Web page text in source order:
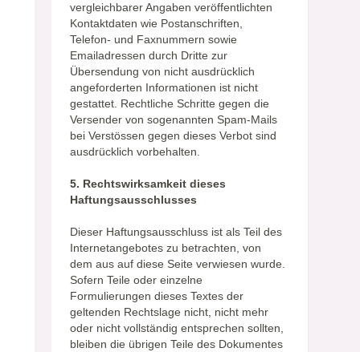
vergleichbarer Angaben veröffentlichten
Kontaktdaten wie Postanschriften,
Telefon- und Faxnummern sowie
Emailadressen durch Dritte zur
Übersendung von nicht ausdrücklich
angeforderten Informationen ist nicht
gestattet. Rechtliche Schritte gegen die
Versender von sogenannten Spam-Mails
bei Verstössen gegen dieses Verbot sind
ausdrücklich vorbehalten.
5. Rechtswirksamkeit dieses
Haftungsausschlusses
Dieser Haftungsausschluss ist als Teil des
Internetangebotes zu betrachten, von
dem aus auf diese Seite verwiesen wurde.
Sofern Teile oder einzelne
Formulierungen dieses Textes der
geltenden Rechtslage nicht, nicht mehr
oder nicht vollständig entsprechen sollten,
bleiben die übrigen Teile des Dokumentes